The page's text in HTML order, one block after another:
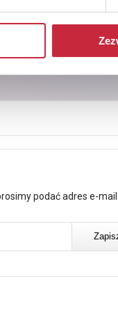
podać adres e-mail